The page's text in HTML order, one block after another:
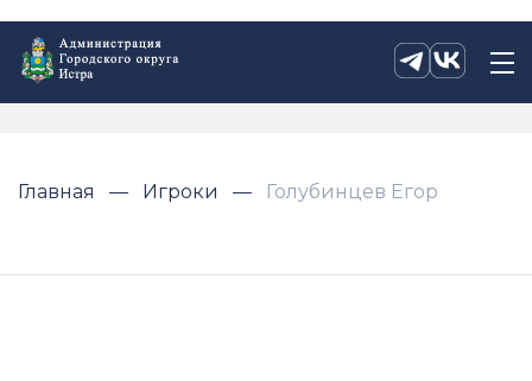
Главная Игроки Голубинцев Егор